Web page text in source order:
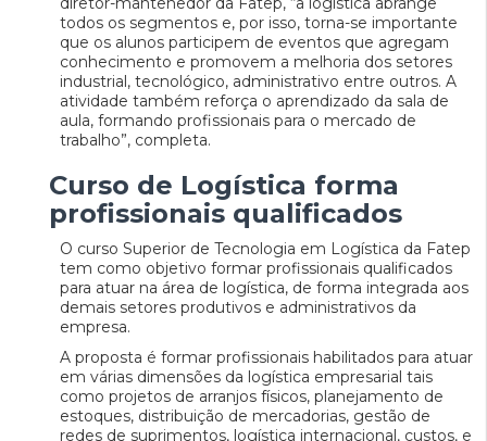
todos os segmentos e, por isso, torna-se importante
que os alunos participem de eventos que agregam
conhecimento e promovem a melhoria dos setores
industrial, tecnológico, administrativo entre outros. A
atividade também reforça o aprendizado da sala de
aula, formando profissionais para o mercado de
trabalho”, completa.
Curso de Logística forma
profissionais qualificados
O curso Superior de Tecnologia em Logística da Fatep
tem como objetivo formar profissionais qualificados
para atuar na área de logística, de forma integrada aos
demais setores produtivos e administrativos da
empresa.
A proposta é formar profissionais habilitados para atuar
em várias dimensões da logística empresarial tais
como projetos de arranjos físicos, planejamento de
estoques, distribuição de mercadorias, gestão de
redes de suprimentos, logística internacional, custos, e